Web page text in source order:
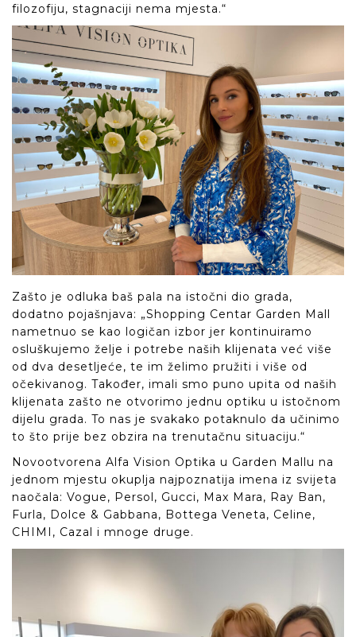
filozofiju, stagnaciji nema mjesta.“
Zašto je odluka baš pala na istočni dio grada,
dodatno pojašnjava: „Shopping Centar Garden Mall
nametnuo se kao logičan izbor jer kontinuiramo
osluškujemo želje i potrebe naših klijenata već više
od dva desetljeće, te im želimo pružiti i više od
očekivanog. Također, imali smo puno upita od naših
klijenata zašto ne otvorimo jednu optiku u istočnom
dijelu grada. To nas je svakako potaknulo da učinimo
to što prije bez obzira na trenutačnu situaciju.“
Novootvorena Alfa Vision Optika u Garden Mallu na
jednom mjestu okuplja najpoznatija imena iz svijeta
naočala: Vogue, Persol, Gucci, Max Mara, Ray Ban,
Furla, Dolce & Gabbana, Bottega Veneta, Celine,
CHIMI, Cazal i mnoge druge.